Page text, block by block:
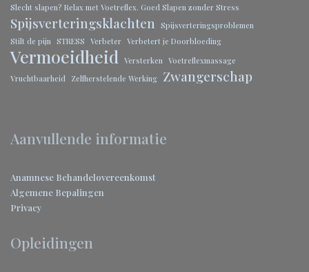
Slecht slapen? Relax met Voetreflex. Goed Slapen zonder Stress
Spijsverteringsklachten
Spijsverteringsproblemen
Stilt de pijn STRESS Verbeter Verbetert je Doorbloeding
Vermoeidheid Versterken Voetreflexmassage
Vruchtbaarheid Zelfherstelende Werking Zwangerschap
Aanvullende informatie
Anamnese Behandelovereenkomst
Algemene Bepalingen
Privacy
Opleidingen